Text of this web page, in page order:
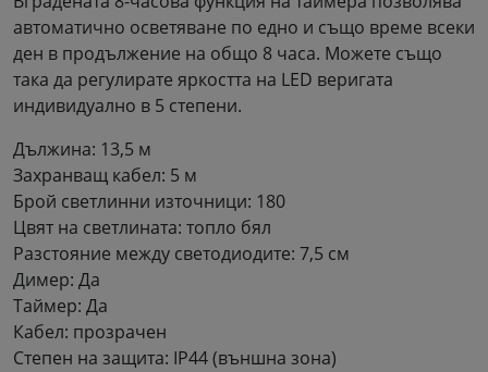
автоматично осветяване по едно и също време всеки
ден в продължение на общо 8 часа. Можете също
така да регулирате яркостта на LED веригата
индивидуално в 5 степени.
Дължина: 13,5 м
Захранващ кабел: 5 м
Брой светлинни източници: 180
Цвят на светлината: топло бял
Разстояние между светодиодите: 7,5 см
Димер: Да
Таймер: Да
Кабел: прозрачен
Степен на защита: IP44 (външна зона)